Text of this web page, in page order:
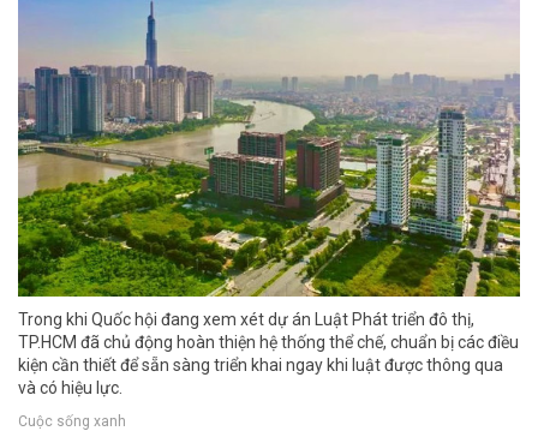
Trong khi Quốc hội đang xem xét dự án Luật Phát triển đô thị,
TP.HCM đã chủ động hoàn thiện hệ thống thể chế, chuẩn bị các điều
kiện cần thiết để sẵn sàng triển khai ngay khi luật được thông qua
và có hiệu lực.
Cuộc sống xanh